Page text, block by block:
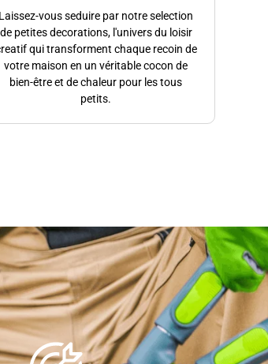
notre cœur.
humaine qui fait toute la différence.
chez nous, une famille qui a fait
Laissez-vous seduire par notre selection
de petites decorations, l'univers du loisir
qui transforment chaque recoin de
votre maison en un véritable cocon de
bien-être et de chaleur pour les tous
petits.